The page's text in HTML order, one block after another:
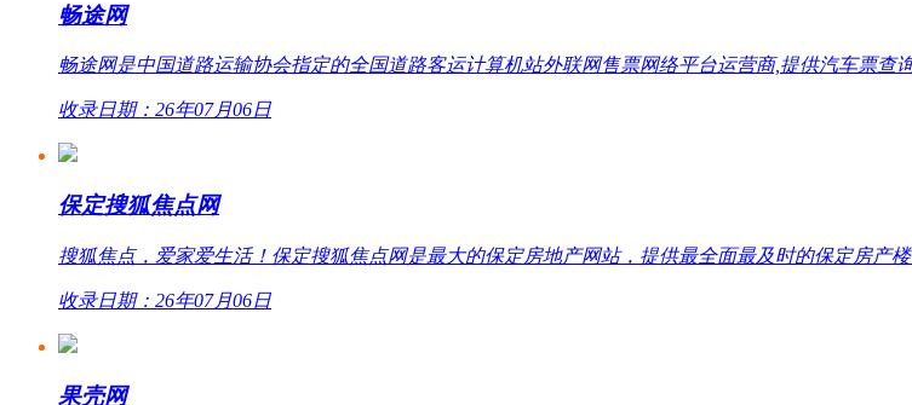
畅途网
畅途网是中国道路运输协会指定的全国道路客运计算机站外联网售票网络平台运营商,提供汽车票查
收录日期：26年07月06日
保定搜狐焦点网
搜狐焦点，爱家爱生活！保定搜狐焦点网是最大的保定房地产网站，提供最全面最及时的保定房产
收录日期：26年07月06日
果壳网